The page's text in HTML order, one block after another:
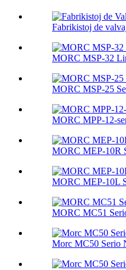
Fabrikistoj de
MORC MSP-32
MORC MSP-25
MORC MPP-12-
MORC MEP-10R
MORC MEP-10L
MORC MC51
Morc MC50 Serio